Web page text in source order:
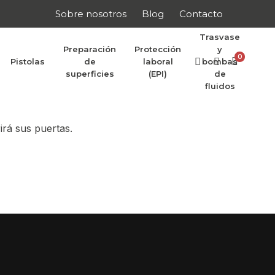
Sobre nosotros Blog Contacto
Pistolas
Preparación
de
superficies
Protección
laboral
(EPI)
Trasvase
y
bombas
de
fluidos
0
anunciar
sus puertas.